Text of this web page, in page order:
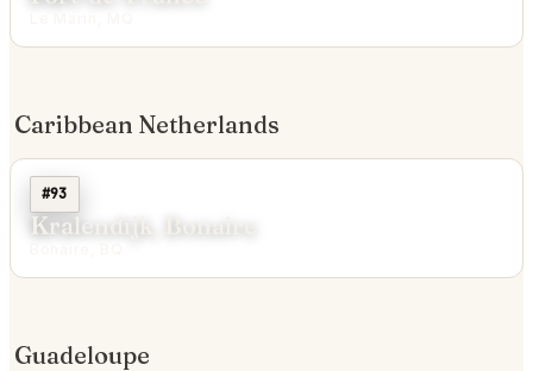
Caribbean Netherlands
#93
Kralendijk, Bonaire
Guadeloupe